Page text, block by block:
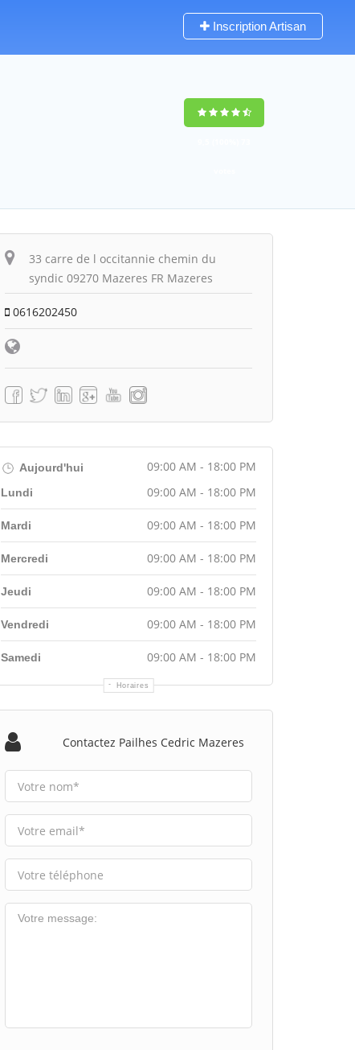
Inscription Artisan
33 carre de l occitannie chemin du
syndic 09270 Mazeres FR Mazeres
0616202450
Aujourd'hui 09:00 AM - 18:00 PM
Horaires
Lundi 09:00 AM - 18:00 PM
Mardi 09:00 AM - 18:00 PM
Mercredi 09:00 AM - 18:00 PM
Jeudi 09:00 AM - 18:00 PM
Vendredi 09:00 AM - 18:00 PM
Samedi 09:00 AM - 18:00 PM
Contactez Pailhes Cedric Mazeres